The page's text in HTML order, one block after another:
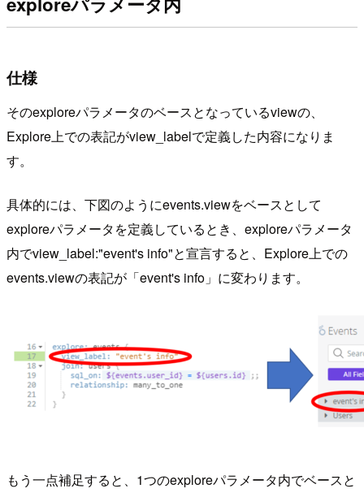
仕様
そのexploreパラメータのベースとなっているviewの、
Explore上での表記がview_labelで定義した内容になりま
す。
具体的には、下図のようにevents.viewをベースとして
exploreパラメータを定義しているとき、exploreパラメータ
内でview_label:"event's info"と宣言すると、Explore上での
events.viewの表記が「event's info」に変わります。
もう一点補足すると、1つのexploreパラメータ内でベースと